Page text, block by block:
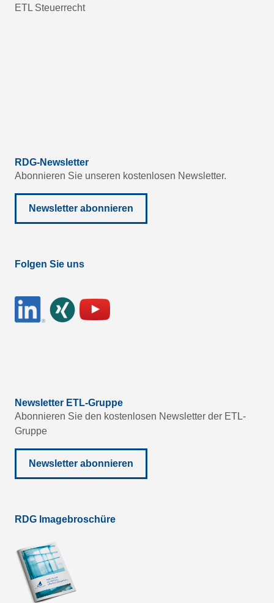
ETL Steuerrecht
RDG-Newsletter
Abonnieren Sie unseren kostenlosen Newsletter.
Newsletter abonnieren
Folgen Sie uns
Newsletter ETL-Gruppe
Abonnieren Sie den kostenlosen Newsletter der ETL-
Gruppe
Newsletter abonnieren
RDG Imagebroschüre